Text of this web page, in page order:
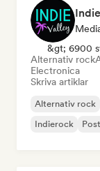
&gt; 6900
Alternativ rock
Electronica
Skriva artiklar
Alternativ rock
Indierock